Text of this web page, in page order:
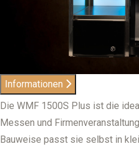
Informationen
Die WMF 1500S Plus ist die
Messen und
Bauweise passt sie selbst in